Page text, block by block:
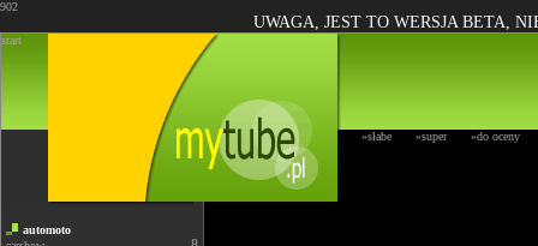
902
UWAGA, JEST TO WERSJA BETA,
start
»słabe »super »do oceny
automoto